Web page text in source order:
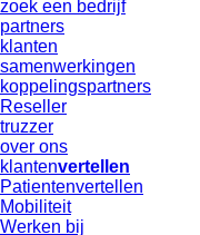
zoek een bedrijf
partners
klanten
samenwerkingen
koppelingspartners
Reseller
truzzer
over ons
klantenvertellen
Patientenvertellen
Mobiliteit
Werken bij